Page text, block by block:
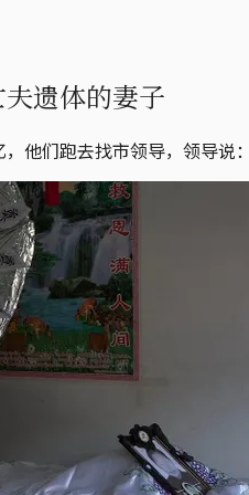
遗体的妻子
他们跑去找市领导，领导